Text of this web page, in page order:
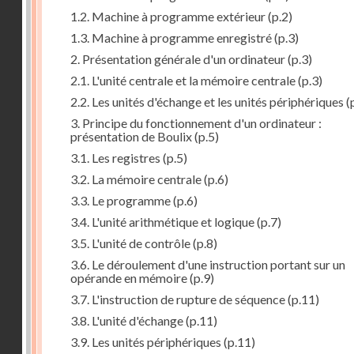
1.2. Machine à programme extérieur(p.2)
1.3. Machine à programme enregistré(p.3)
2. Présentation générale d'un ordinateur(p.3)
2.1. L'unité centrale et la mémoire centrale(p.3)
2.2. Les unités d'échange et les unités périphériques
3. Principe du fonctionnement d'un ordinateur :
présentation de Boulix(p.5)
3.1. Les registres (p.5)
3.2. La mémoire centrale(p.6)
3.3. Le programme(p.6)
3.4. L'unité arithmétique et logique(p.7)
3.5. L'unité de contrôle(p.8)
3.6. Le déroulement d'une instruction portant sur un
opérande en mémoire(p.9)
3.7. L'instruction de rupture de séquence(p.11)
3.8. L'unité d'échange(p.11)
3.9. Les unités périphériques (p.11)